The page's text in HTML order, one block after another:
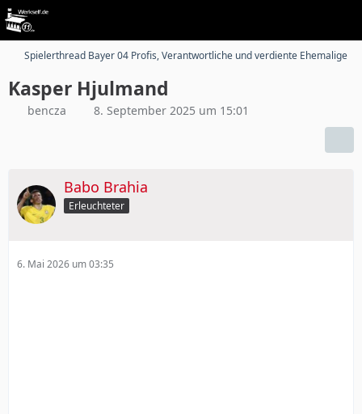
Spielerthread Bayer 04 Profis, Verantwortliche und verdiente Ehemalige
Kasper Hjulmand
bencza 8. September 2025 um 15:01
Babo Brahia
Erleuchteter
6. Mai 2026 um 03:35